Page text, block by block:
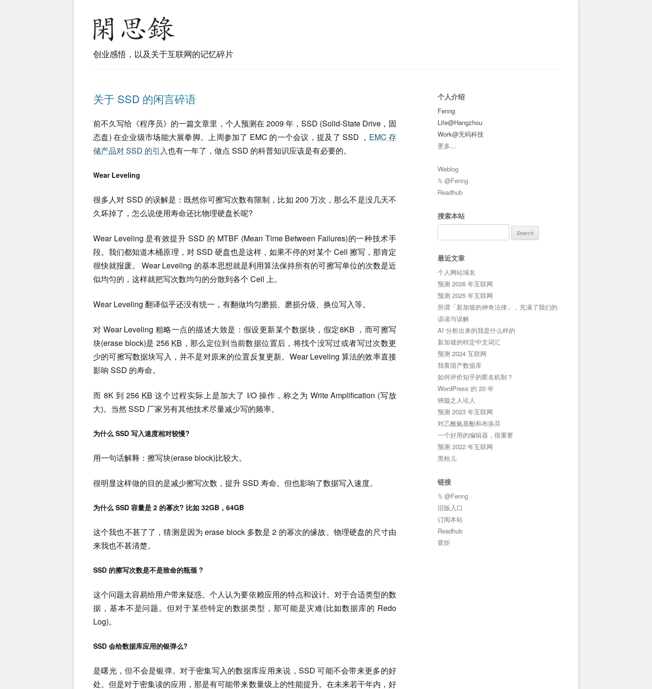
创业感悟，以及关于互联网的记忆碎片
关于 SSD 的闲言碎语
前不久写给《程序员》的一篇文章里，个人预测在 2009 年，SSD (Solid-State Drive，固
态盘) 在企业级市场能大展拳脚。上周参加了 EMC 的一个会议，提及了 SSD ， EMC 存
储产品对 SSD 的引入也有一年了，做点 SSD 的科普知识应该是有必要的。
Wear Leveling
很多人对 SSD 的误解是：既然你可擦写次数有限制，比如 200 万次，那么不是没几天不
久坏掉了，怎么说使用寿命还比物理硬盘长呢?
Wear Leveling 是有效提升 SSD 的 MTBF (Mean Time Between Failures)的一种技术手
段。我们都知道木桶原理，对 SSD 硬盘也是这样，如果不停的对某个 Cell 擦写，那肯定
很快就报废。 Wear Leveling 的基本思想就是利用算法保持所有的可擦写单位的次数是近
似均匀的，这样就把写次数均匀的分散到各个 Cell 上。
Wear Leveling 翻译似乎还没有统一，有翻做均匀磨损、磨损分级、换位写入等。
对 Wear Leveling 粗略一点的描述大致是：假设更新某个数据块，假定8KB ，而可擦写
块(erase block)是 256 KB ，那么定位到当前数据位置后，将找个没写过或者写过次数更
少的可擦写数据块写入，并不是对原来的位置反复更新。Wear Leveling 算法的效率直接
影响 SSD 的寿命。
而 8K 到 256 KB 这个过程实际上是加大了 I/O 操作，称之为 Write Amplification (写放
大)。当然 SSD 厂家另有其他技术尽量减少写的频率。
为什么 SSD 写入速度相对较慢?
用一句话解释：擦写块(erase block)比较大。
很明显这样做的目的是减少擦写次数，提升 SSD 寿命。但也影响了数据写入速度。
为什么 SSD 容量是 2 的幂次? 比如 32GB，64GB
这个我也不甚了了，猜测是因为 erase block 多数是 2 的幂次的缘故。物理硬盘的尺寸由
来我也不甚清楚。
SSD 的擦写次数是不是致命的瓶颈 ?
这个问题太容易给用户带来疑惑。个人认为要依赖应用的特点和设计。对于合适类型的数
据，基本不是问题。但对于某些特定的数据类型，那可能是灾难(比如数据库的 Redo
Log)。
SSD 会给数据库应用的银弹么?
是曙光，但不会是银弹。对于密集写入的数据库应用来说，SSD 可能不会带来更多的好
处。但是对于密集读的应用，那是有可能带来数量级上的性能提升。在未来若干年内，好
个人介绍
Fenng
Life@Hangzhou
Work@无码科技
更多...
Weblog
𝕏 @Fenng
Readhub
搜索本站
for:
最近文章
个人网站域名
预测 2026 年互联网
预测 2025 年互联网
所谓「新加坡的神奇法律」，充满了我们的
误读与误解
AI 分析出来的我是什么样的
新加坡的特定中文词汇
预测 2024 互联网
我看国产数据库
如何评价知乎的匿名机制？
WordPress 的 20 年
狹隘之人论人
预测 2023 年互联网
对乙酰氨基酚和布洛芬
一个好用的编辑器，很重要
预测 2022 年互联网
黑粉儿
链接
𝕏 @Fenng
旧版入口
订阅本站
Readhub
霍炬